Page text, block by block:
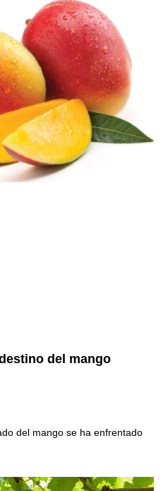
del mango
del mango se ha enfrentado